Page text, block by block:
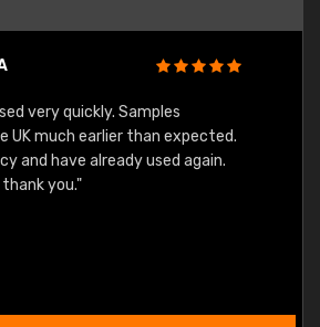
very quickly. Samples
UK much earlier than expected.
and have already used again.
thank you."